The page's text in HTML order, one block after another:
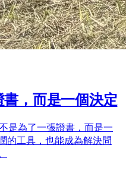
，而是一個決定
是為了一張證書，而是一
工具，也能成為解決問